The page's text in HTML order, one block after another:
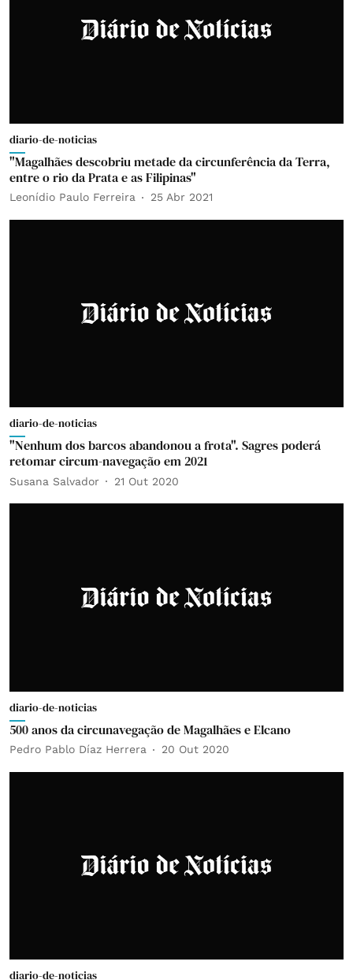
diario-de-noticias
"Magalhães descobriu metade da circunferência da Terra,
entre o rio da Prata e as Filipinas"
Leonídio Paulo Ferreira 25 Abr 2021
diario-de-noticias
"Nenhum dos barcos abandonou a frota". Sagres poderá
retomar circum-navegação em 2021
Susana Salvador 21 Out 2020
diario-de-noticias
500 anos da circunavegação de Magalhães e Elcano
Pedro Pablo Díaz Herrera 20 Out 2020
diario-de-noticias